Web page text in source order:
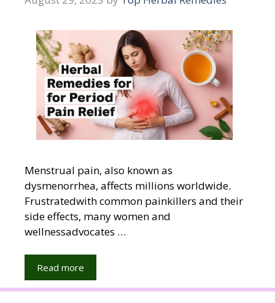
Menstrual pain, also known as
dysmenorrhea, affects millions worldwide.
Frustratedwith common painkillers and their
side effects, many women and
wellnessadvocates …
Read more